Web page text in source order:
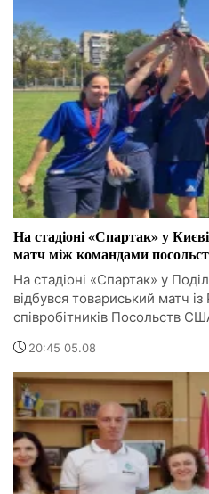
На стадіоні «Спартак» у
матч між командами
На стадіоні «Спартак» у
відбувся товариський матч
співробітників Посольств
20:45 05.08